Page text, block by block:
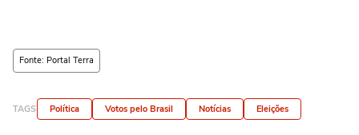
Fonte: Portal Terra
TAGS Política Votos pelo Brasil Notícias Eleições